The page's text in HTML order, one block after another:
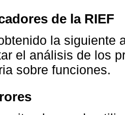
de la RIEF
la siguiente
el análisis de los
sobre funciones.